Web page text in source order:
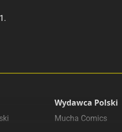
Wydawca Polski
Mucha Comics